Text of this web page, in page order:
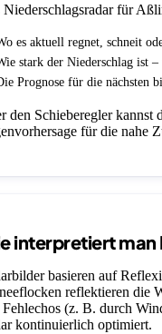
Niederschlagsradar für
es aktuell regnet, schneit
stark der Niederschlag ist
Prognose für die nächsten
den Schieberegler kannst
für die nahe
interpretiert man
basieren auf
reflektieren die
(z. B. durch
kontinuierlich optimiert.